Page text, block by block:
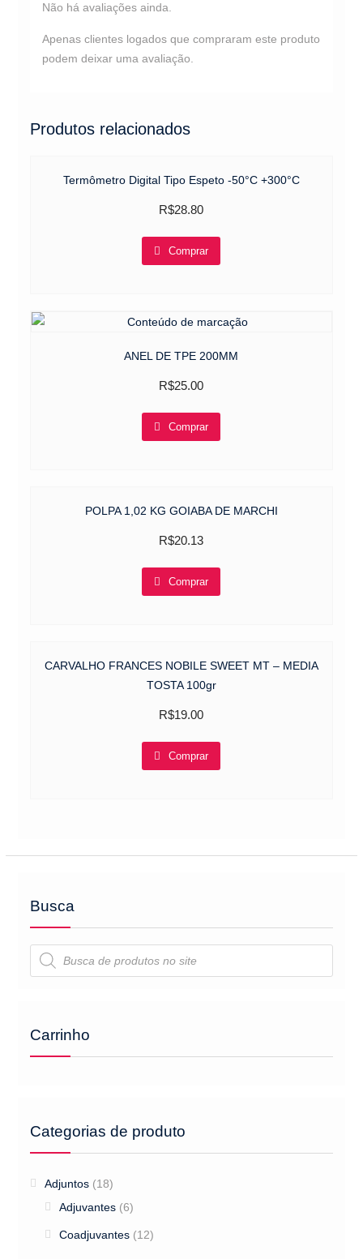
Não há avaliações ainda.
Apenas clientes logados que compraram este produto
podem deixar uma avaliação.
Produtos relacionados
Termômetro Digital Tipo Espeto -50°C +300°C
R$28.80
Comprar
ANEL DE TPE 200MM
R$25.00
Comprar
POLPA 1,02 KG GOIABA DE MARCHI
R$20.13
Comprar
CARVALHO FRANCES NOBILE SWEET MT – MEDIA
TOSTA 100gr
R$19.00
Comprar
Busca
Pesquisar
produtos
Carrinho
Categorias de produto
Adjuntos (18)
Adjuvantes (6)
Coadjuvantes (12)